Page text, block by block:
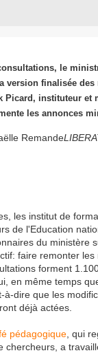
le
version finalisée
Picard, instituteur et
les annonces
Remande
les institut de
de l'Education
du ministère
faire remonter
forment
en même temps
à-dire que les
déjà actées.
pédagogique , qui
chercheurs, a